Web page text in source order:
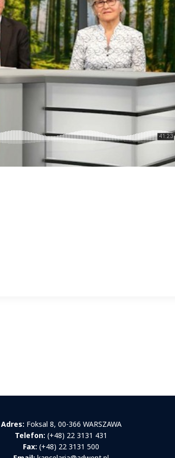
Adres: Foksal 8, 00-366 WARSZAWA
Telefon: (+48) 22 3131 431
Fax: (+48) 22 3131 500